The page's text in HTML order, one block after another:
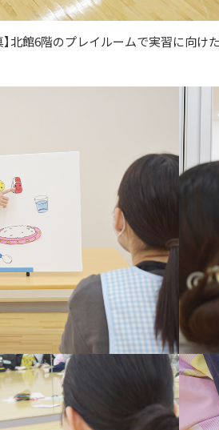
】北館6階のプレイルームで実習に向け